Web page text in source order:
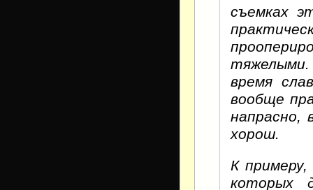
съемках
тяжелыми.
время
вообще
напрасно,
хорош.
К
которых